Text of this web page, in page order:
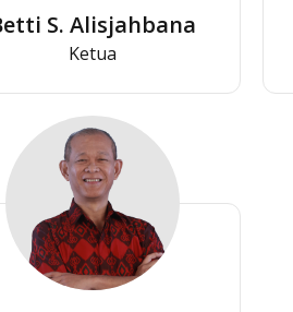
S. Alisjahbana
Ketua